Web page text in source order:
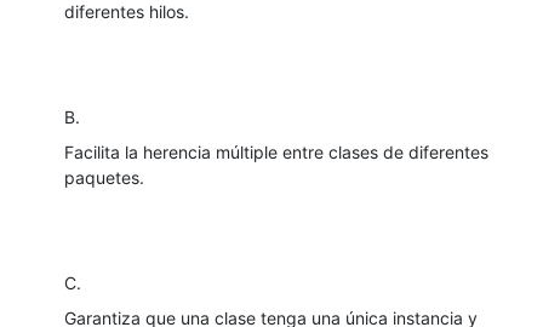
diferentes hilos.
B.
Facilita la herencia múltiple entre clases de diferentes
paquetes.
C.
Garantiza que una clase tenga una única instancia y